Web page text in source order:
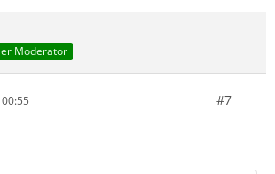
Moderator
#7